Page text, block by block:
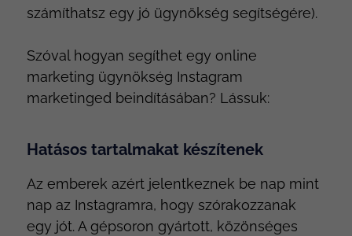
számíthatsz egy jó ügynökség segítségére).
Szóval hogyan segíthet egy online
marketing ügynökség Instagram
marketinged beindításában? Lássuk:
Hatásos tartalmakat készítenek
Az emberek azért jelentkeznek be nap mint
nap az Instagramra, hogy szórakozzanak
egy jót. A gépsoron gyártott, közönséges